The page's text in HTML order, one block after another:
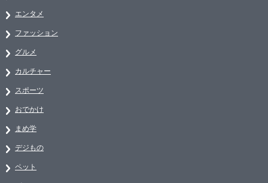
エンタメ
ファッション
グルメ
カルチャー
スポーツ
おでかけ
まめ学
デジもの
ペット